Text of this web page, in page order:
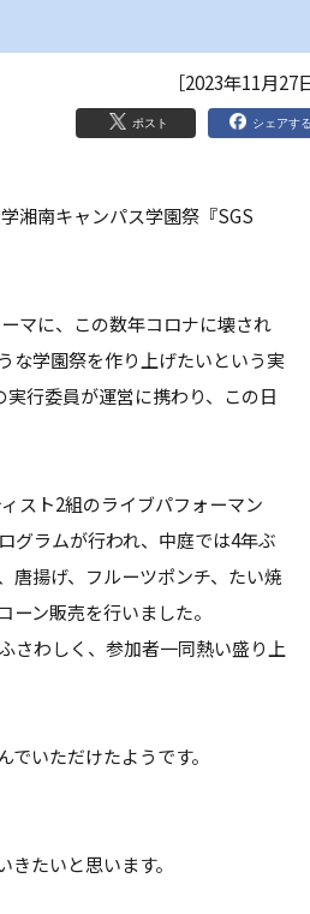
ポリシー
マネジメント体制
学生調査・VOICE報告
学長室
大学院MBAコース
［2023年11月27
ポスト シェアする
湘南キャンパス学園祭『SGS
マに、この数年コロナに壊され
な学園祭を作り上げたいという実
行委員が運営に携わり、この日
スト2組のライブパフォーマン
グラムが行われ、中庭では4年ぶ
唐揚げ、フルーツポンチ、たい焼
ン販売を行いました。
さわしく、参加者一同熱い盛り上
いただけたようです。
たいと思います。